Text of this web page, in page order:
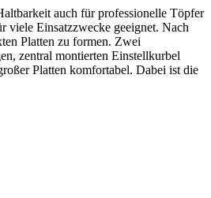
auch für professionelle Töpfer
viele Einsatzzwecke geeignet. Nach
Platten zu formen. Zwei
zentral montierten Einstellkurbel
Platten komfortabel. Dabei ist die